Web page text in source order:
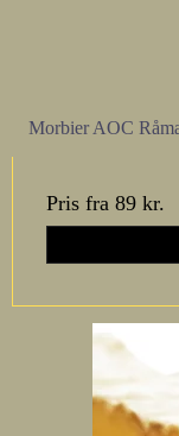
Morbier AOC
Pris fra 89 kr.